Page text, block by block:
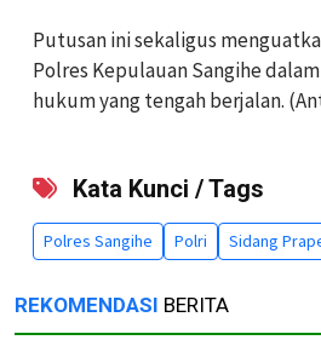
Putusan ini sekaligus
Polres Kepulauan Sangihe
hukum yang tengah berjalan.
Kata Kunci / Tags
Polres Sangihe Polri Sidang
REKOMENDASI BERITA